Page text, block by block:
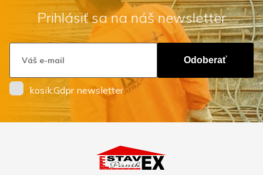
Prihlásiť sa na náš newsletter
Odoberať
kosik.Gdpr newsletter